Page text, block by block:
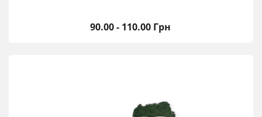
90.00 - 110.00 Грн